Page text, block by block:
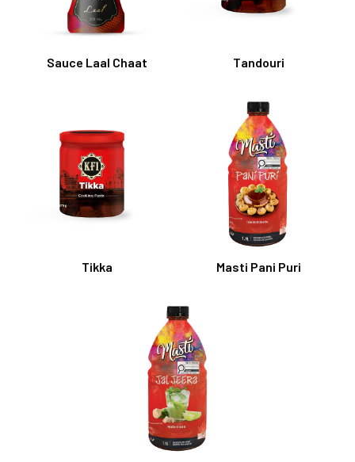
Sauce Laal Chaat Tandouri
Tikka Masti Pani Puri